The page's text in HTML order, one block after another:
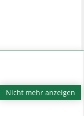
Nicht mehr anzeigen